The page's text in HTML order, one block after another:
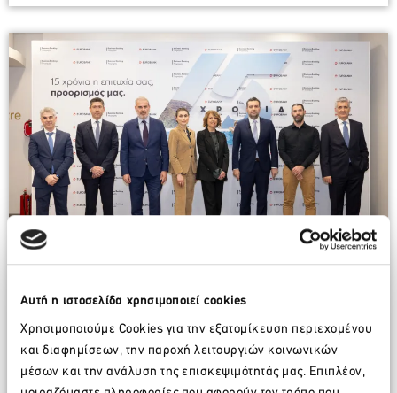
Αυτή η ιστοσελίδα χρησιμοποιεί cookies
Χρησιμοποιούμε Cookies για την εξατομίκευση περιεχομένου
και διαφημίσεων, την παροχή λειτουργιών κοινωνικών
μέσων και την ανάλυση της επισκεψιμότητάς μας. Επιπλέον,
εκδήλωση της Eurobank «15 ΧΡΟΝΙΑ
Business Banking Τουρισμός, η επιτυχία